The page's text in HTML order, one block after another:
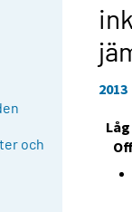
och
2013